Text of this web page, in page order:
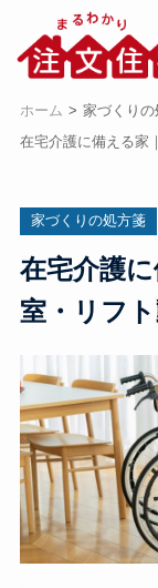
ホーム 家づくりの
在宅介護に備える家
家づくりの処方箋
在宅介護
室・リフ